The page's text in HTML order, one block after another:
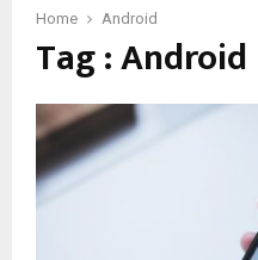
Home Android
Tag : Android